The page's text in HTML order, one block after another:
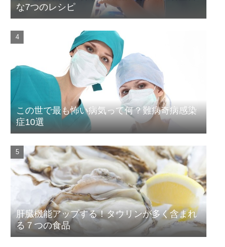
な7つのレシピ
この世で最も怖い病気って何？難病奇病感染
症10選
肝臓機能アップする！タウリンが多く含まれ
る７つの食品